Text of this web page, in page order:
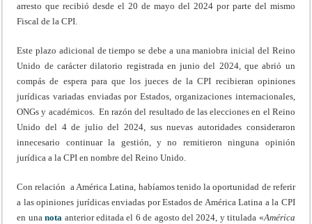
arresto que recibió desde el 20 de mayo del 2024 por parte del mismo
Fiscal de la CPI.
Este plazo adicional de tiempo se debe a una maniobra inicial del Reino
Unido de carácter dilatorio registrada en junio del 2024, que abrió un
compás de espera para que los jueces de la CPI recibieran opiniones
jurídicas variadas enviadas por Estados, organizaciones internacionales,
ONGs y académicos. En razón del resultado de las elecciones en el Reino
Unido del 4 de julio del 2024, sus nuevas autoridades consideraron
innecesario continuar la gestión, y no remitieron ninguna opinión
jurídica a la CPI en nombre del Reino Unido.
Con relación a América Latina, habíamos tenido la oportunidad de referir
a las opiniones jurídicas enviadas por Estados de América Latina a la CPI
en unanota anterior editada el 6 de agosto del 2024, y titulada «América